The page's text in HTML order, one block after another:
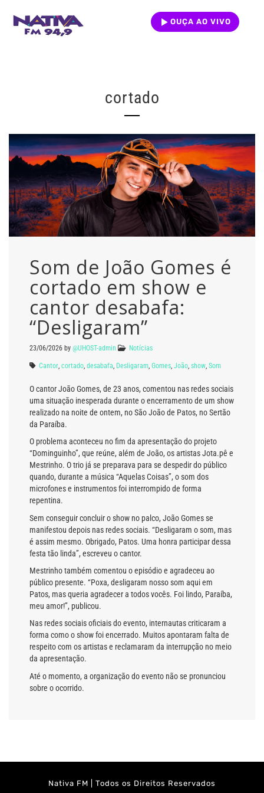
OUÇA AO VIVO
cortado
Som de João Gomes é
cortado em show e
cantor desabafa:
“Desligaram”
23/06/2026 by @UHOST-admin Notícias
Cantor cortado desabafa Desligaram Gomes João show Som
O cantor João Gomes, de 23 anos, comentou nas redes sociais
uma situação inesperada durante o encerramento de um show
realizado na noite de ontem, noSão João de Patos, no Sertão
da Paraíba.
O problema aconteceu no fim da apresentação do projeto
“Dominguinho”, que reúne, além de João, os artistasJota.pê e
Mestrinho. O trio já se preparava para se despedir do público
quando, durante a música “Aquelas Coisas”, o som dos
microfones e instrumentos foi interrompido de forma
repentina.
Sem conseguir concluir o show no palco, João Gomes se
manifestou depois nas redes sociais. “Desligaram o som, mas
é assim mesmo. Obrigado, Patos. Uma honra participar dessa
festa tão linda”, escreveu o cantor.
Mestrinho também comentou o episódio e agradeceu ao
público presente. “Poxa, desligaram nosso som aqui em
Patos, mas queria agradecer a todos vocês. Foi lindo, Paraíba,
meu amor!”, publicou.
Nas redes sociais oficiais do evento, internautas criticaram a
forma como o show foi encerrado. Muitos apontaram falta de
respeito com os artistas e reclamaram da interrupção no meio
da apresentação.
Até o momento, a organização do evento não se pronunciou
sobre o ocorrido.
Nativa FM | Todos os Direitos Reservados